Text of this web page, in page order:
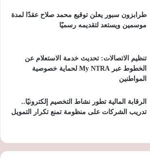
طرابزون سبور يعلن توقيع محمد صلاح عقدًا لمدة
موسمين ويستعد لتقديمه رسميًا
تنظيم الاتصالات: تحديث خدمة الاستعلام عن
الخطوط عبر My NTRA لحماية خصوصية
المواطنين
الرقابة المالية تطور نشاط التخصيم إلكترونيًا..
تدريب الشركات على منظومة تمنع تكرار التمويل